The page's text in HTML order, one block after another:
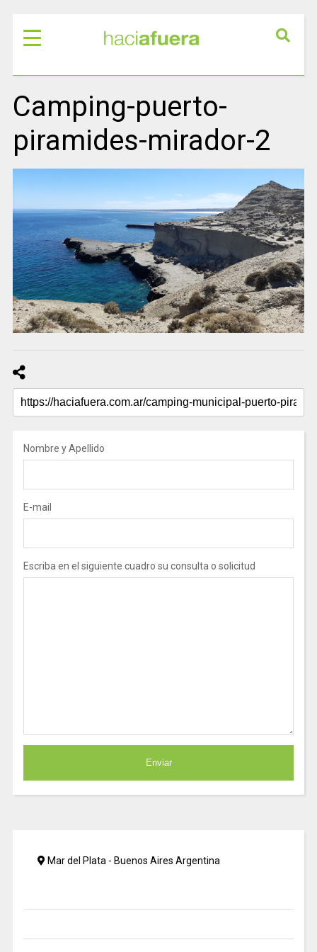
Camping-puerto-
piramides-mirador-2
Nombre y Apellido
E-mail
Escriba en el siguiente cuadro su consulta o solicitud
Mar del Plata - Buenos Aires Argentina